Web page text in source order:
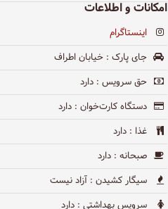
امکانات و اطلاعات
اینستاگرام
جای پارک : خیابان اطراف
حق سرویس : دارد
دستگاه کارت‌خوان : دارد
غذا : دارد
صبحانه : دارد
سیگار کشیدن : آزاد نیست
سرویس بهداشتی : دارد